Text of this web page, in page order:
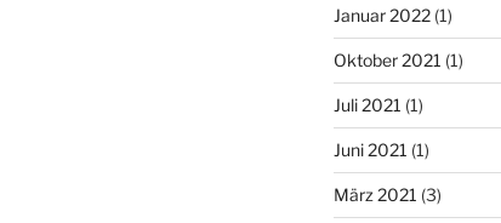
Januar 2022(1)
Oktober 2021 (1)
Juli 2021 (1)
Juni 2021 (1)
März 2021 (3)